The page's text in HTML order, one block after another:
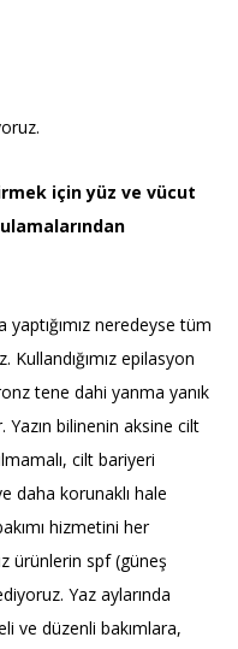
için yüz ve vücut
neredeyse tüm
Kullandığımız epilasyon
tene dahi yanma yanık
bilinenin aksine cilt
cilt bariyeri
daha korunaklı hale
hizmetini her
ürünlerin spf (güneş
Yaz aylarında
ve düzenli bakımlara,